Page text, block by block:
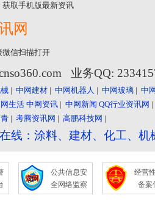
获取手机版最新资讯
网
微信扫描打开
业务QQ:
| 中网建材 | 中网机器人 | 中网玻璃 | 中
生活 中网资讯 | 中网新闻 QQ行业资讯网
| 考腾资讯网 | 高鹏科技网 |
线：涂料、建材、化工、
公共信息安
全网络监察
经营
备案